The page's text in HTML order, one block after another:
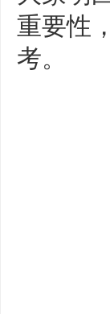
重要性
考。